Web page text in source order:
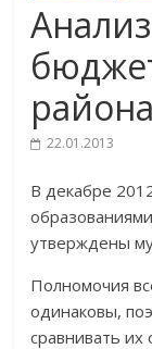
района
22.01.2013
В декабре
утверждены
Полномочия
одинаковы,
сравнивать их